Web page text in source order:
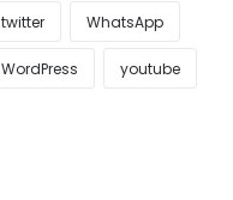
twitter WhatsApp
WordPress youtube